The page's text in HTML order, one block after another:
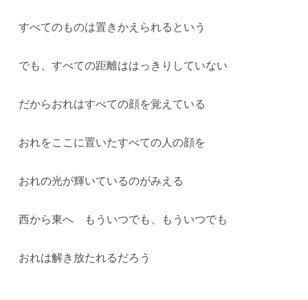
すべてのものは置きかえられるという
でも、すべての距離ははっきりしていない
だからおれはすべての顔を覚えている
おれをここに置いたすべての人の顔を
おれの光が輝いているのがみえる
西から東へ もういつでも、もういつでも
おれは解き放たれるだろう